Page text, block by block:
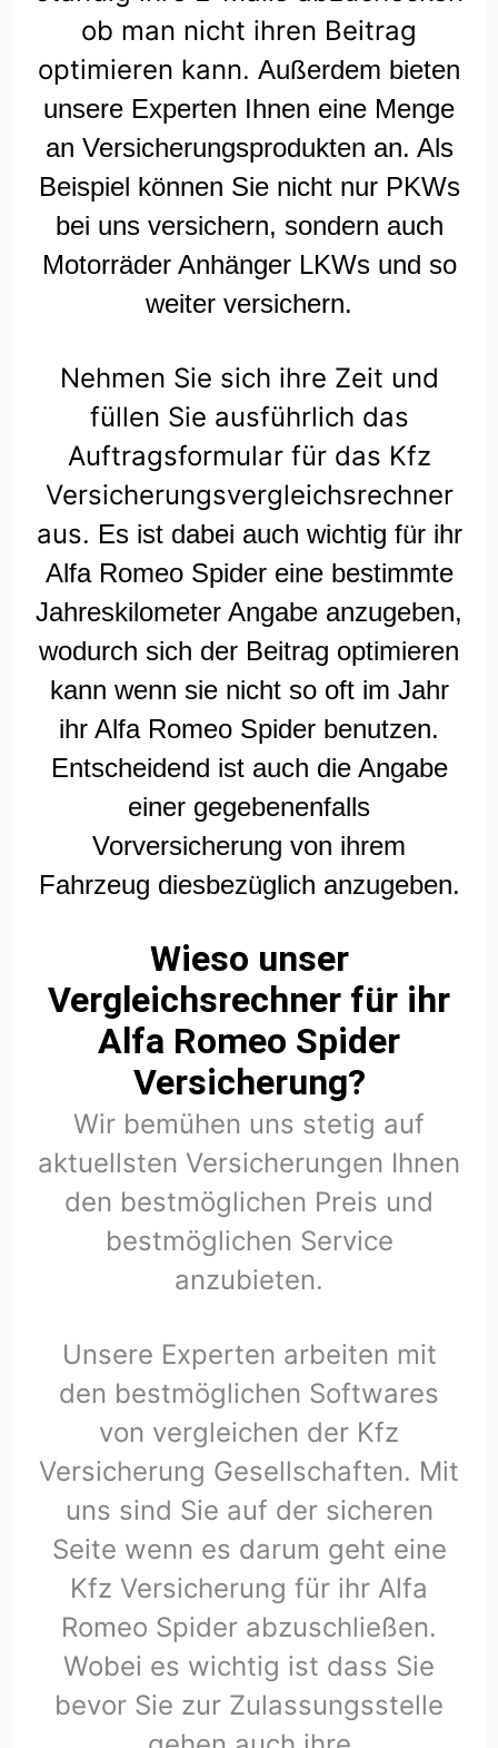
ob man nicht ihren Beitrag
optimieren kann. Außerdem bieten
unsere Experten Ihnen eine Menge
an Versicherungsprodukten an. Als
Beispiel können Sie nicht nur PKWs
bei uns versichern, sondern auch
Motorräder Anhänger LKWs und so
weiter versichern.
Nehmen Sie sich ihre Zeit und
füllen Sie ausführlich das
Auftragsformular für das Kfz
Versicherungsvergleichsrechner
aus. Es ist dabei auch wichtig für ihr
Alfa Romeo Spider eine bestimmte
Jahreskilometer Angabe anzugeben,
wodurch sich der Beitrag optimieren
kann wenn sie nicht so oft im Jahr
ihr Alfa Romeo Spider benutzen.
Entscheidend ist auch die Angabe
einer gegebenenfalls
Vorversicherung von ihrem
Fahrzeug diesbezüglich anzugeben.
Wieso unser
Vergleichsrechner für ihr
Alfa Romeo Spider
Versicherung?
Wir bemühen uns stetig auf
aktuellsten Versicherungen Ihnen
den bestmöglichen Preis und
bestmöglichen Service
anzubieten.
Unsere Experten arbeiten mit
den bestmöglichen Softwares
von vergleichen der Kfz
Versicherung Gesellschaften. Mit
uns sind Sie auf der sicheren
Seite wenn es darum geht eine
Kfz Versicherung für ihr Alfa
Romeo Spider abzuschließen.
Wobei es wichtig ist dass Sie
bevor Sie zur Zulassungsstelle